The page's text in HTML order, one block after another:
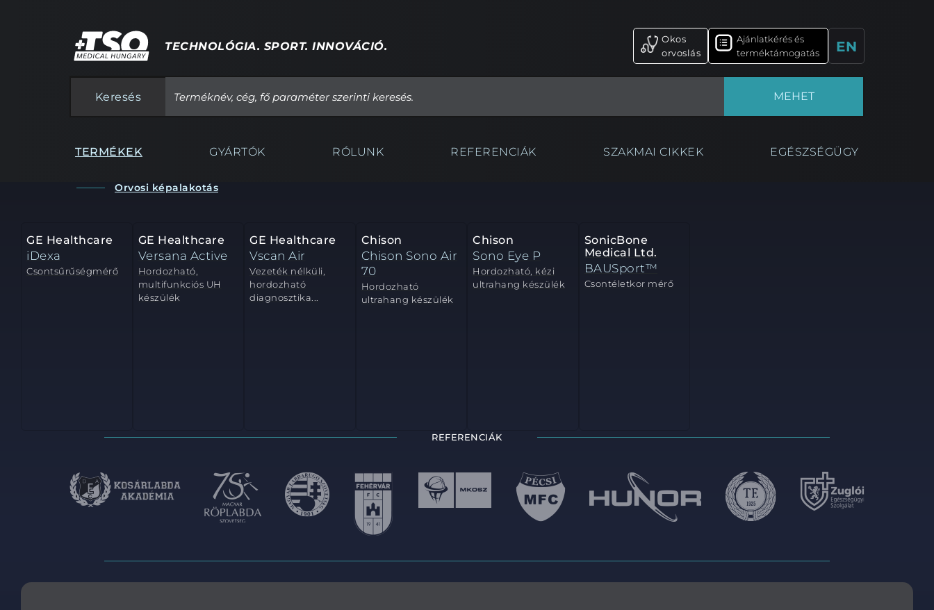
TECHNOLÓGIA. SPORT. INNOVÁCIÓ.
Okos
orvoslás
Ajánlatkérés és
terméktámogatás
EN
Keresés MEHET
TERMÉKEK GYÁRTÓK RÓLUNK REFERENCIÁK SZAKMAI CIKKEK EGÉSZSÉGÜGY
Orvosi képalakotás
GE Healthcare
iDexa
Csontsűrűségmérő
GE Healthcare
Versana Active
Hordozható,
multifunkciós UH
készülék
GE Healthcare
Vscan Air
Vezeték nélküli,
hordozható
diagnosztika...
Chison
Chison Sono Air
70
Hordozható
ultrahang készülék
Chison
Sono Eye P
Hordozható, kézi
ultrahang készülék
SonicBone
Medical Ltd.
BAUSport™
Csontéletkor mérő
REFERENCIÁK